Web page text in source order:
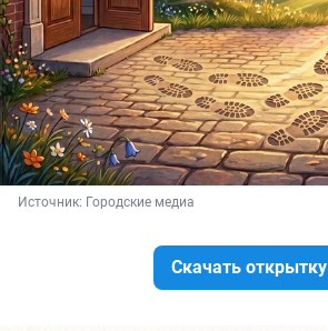
Источник: Городские медиа
Скачать открытку